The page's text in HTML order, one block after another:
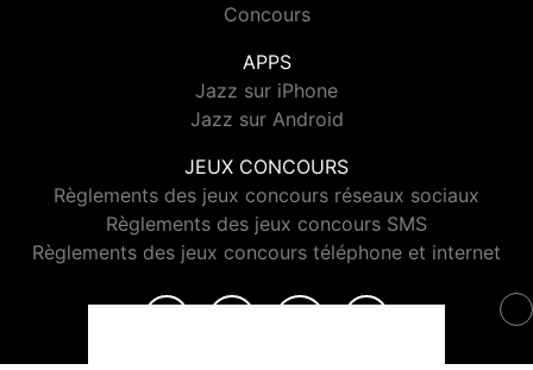
Concours
APPS
Jazz sur iPhone
Jazz sur Android
JEUX CONCOURS
Règlements des jeux concours réseaux sociaux
Règlements des jeux concours SMS
Règlements des jeux concours téléphone et internet